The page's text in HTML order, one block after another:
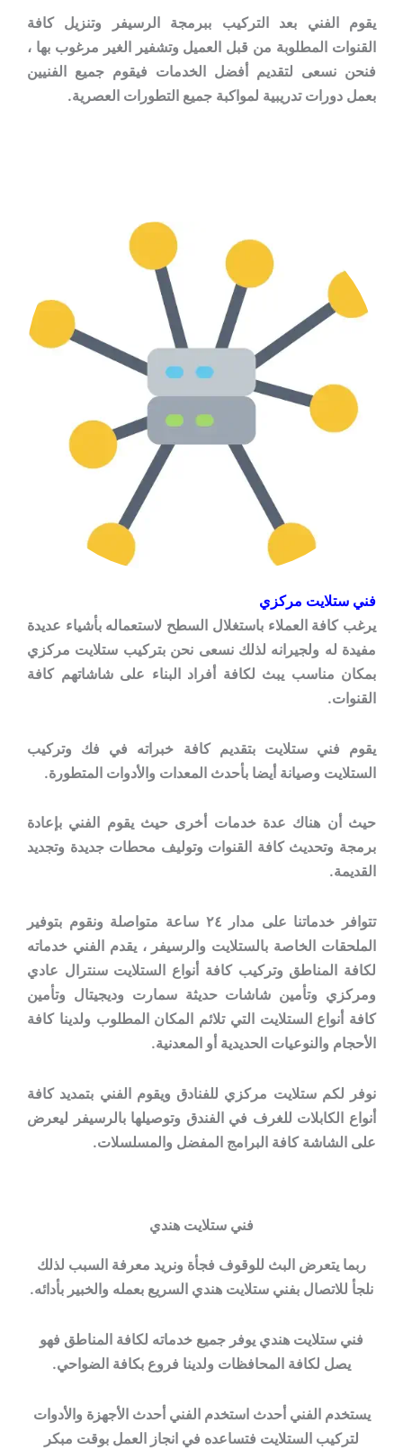
يقوم الفني بعد التركيب ببرمجة الرسيفر وتنزيل كافة
القنوات المطلوبة من قبل العميل وتشفير الغير مرغوب بها ،
فنحن نسعى لتقديم أفضل الخدمات فيقوم جميع الفنيين
بعمل دورات تدريبية لمواكبة جميع التطورات العصرية.
فني ستلايت مركزي
يرغب كافة العملاء باستغلال السطح لاستعماله بأشياء عديدة
مفيدة له ولجيرانه لذلك نسعى نحن بتركيب ستلايت مركزي
بمكان مناسب يبث لكافة أفراد البناء على شاشاتهم كافة
القنوات.
يقوم فني ستلايت بتقديم كافة خبراته في فك وتركيب
الستلايت وصيانة أيضا بأحدث المعدات والأدوات المتطورة.
حيث أن هناك عدة خدمات أخرى حيث يقوم الفني بإعادة
برمجة وتحديث كافة القنوات وتوليف محطات جديدة وتجديد
القديمة.
تتوافر خدماتنا على مدار ٢٤ ساعة متواصلة ونقوم بتوفير
الملحقات الخاصة بالستلايت والرسيفر ، يقدم الفني خدماته
لكافة المناطق وتركيب كافة أنواع الستلايت سنترال عادي
ومركزي وتأمين شاشات حديثة سمارت وديجيتال وتأمين
كافة أنواع الستلايت التي تلائم المكان المطلوب ولدينا كافة
الأحجام والنوعيات الحديدية أو المعدنية.
نوفر لكم ستلايت مركزي للفنادق ويقوم الفني بتمديد كافة
أنواع الكابلات للغرف في الفندق وتوصيلها بالرسيفر ليعرض
على الشاشة كافة البرامج المفضل والمسلسلات.
فني ستلايت هندي
ربما يتعرض البث للوقوف فجأة ونريد معرفة السبب لذلك
نلجأ للاتصال بفني ستلايت هندي السريع بعمله والخبير بأدائه.
فني ستلايت هندي يوفر جميع خدماته لكافة المناطق فهو
يصل لكافة المحافظات ولدينا فروع بكافة الضواحي.
يستخدم الفني أحدث استخدم الفني أحدث الأجهزة والأدوات
لتركيب الستلايت فتساعده في انجاز العمل بوقت مبكر